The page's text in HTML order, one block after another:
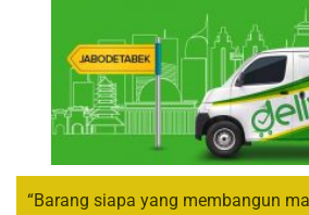
“Barang siapa yang membangun